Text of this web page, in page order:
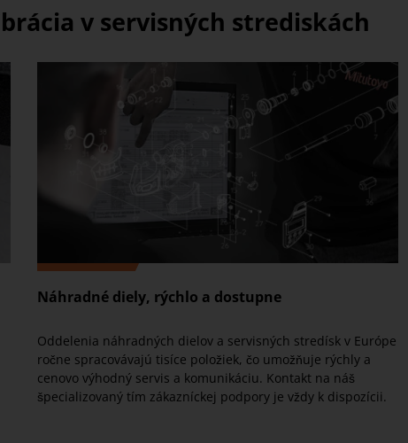
v servisných strediskách
Náhradné diely, rýchlo a dostupne
Oddelenia náhradných dielov a servisných stredísk v Európe
ročne spracovávajú tisíce položiek, čo umožňuje rýchly a
cenovo výhodný servis a komunikáciu. Kontakt na náš
špecializovaný tím zákazníckej podpory je vždy k dispozícii.